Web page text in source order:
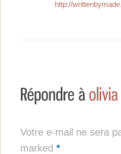
http://
Votre e-mail ne sera
marked *